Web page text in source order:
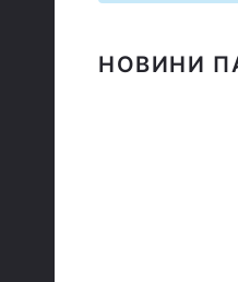
НОВИНИ